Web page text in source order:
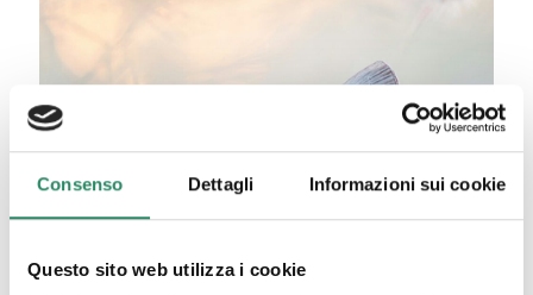
Consenso Dettagli Informazioni sui cookie
Questo sito web utilizza i cookie
6 Ottobre 2025